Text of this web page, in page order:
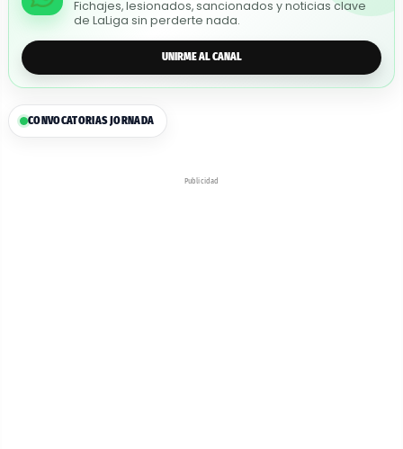
Fichajes, lesionados, sancionados y noticias clave
de LaLiga sin perderte nada.
UNIRME AL CANAL
CONVOCATORIAS JORNADA
Publicidad